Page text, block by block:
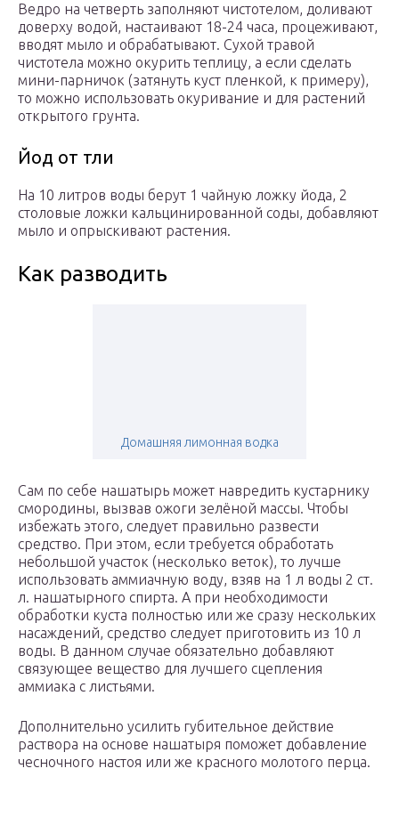
Ведро на четверть заполняют чистотелом, доливают
доверху водой, настаивают 18-24 часа, процеживают,
вводят мыло и обрабатывают. Сухой травой
чистотела можно окурить теплицу, а если сделать
мини-парничок (затянуть куст пленкой, к примеру),
то можно использовать окуривание и для растений
открытого грунта.
Йод от тли
На 10 литров воды берут 1 чайную ложку йода, 2
столовые ложки кальцинированной соды, добавляют
мыло и опрыскивают растения.
Как разводить
Домашняя лимонная водка
Сам по себе нашатырь может навредить кустарнику
смородины, вызвав ожоги зелёной массы. Чтобы
избежать этого, следует правильно развести
средство. При этом, если требуется обработать
небольшой участок (несколько веток), то лучше
использовать аммиачную воду, взяв на 1 л воды 2 ст.
л. нашатырного спирта. А при необходимости
обработки куста полностью или же сразу нескольких
насаждений, средство следует приготовить из 10 л
воды. В данном случае обязательно добавляют
связующее вещество для лучшего сцепления
аммиака с листьями.
Дополнительно усилить губительное действие
раствора на основе нашатыря поможет добавление
чесночного настоя или же красного молотого перца.